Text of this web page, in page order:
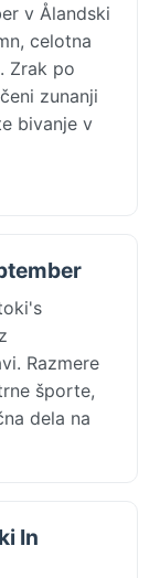
v Ålandski
celotna
Zrak po
zunanji
bivanje v
Razmere
športe,
dela na
In